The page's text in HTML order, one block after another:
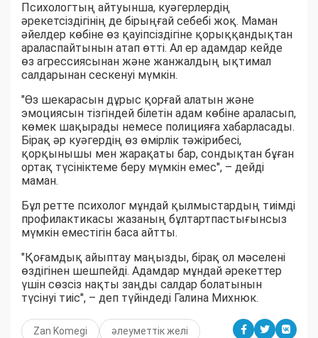
Психологтың айтуынша, куәгерлердің
әрекетсіздігінің де бірыңғай себебі жоқ. Маман
әйелдер көбіне өз қауіпсіздігіне қорыққандықтан
араласпайтынын атап өтті. Ал ер адамдар кейде
өз агрессиясынан және жанжалдың ықтимал
салдарынан сескенуі мүмкін.
"Өз шекарасын дұрыс қорғай алатын және
эмоциясын тізгіндей білетін адам көбіне араласып,
көмек шақырады немесе полицияға хабарласады.
Бірақ әр куәгердің өз өмірлік тәжірибесі,
қорқынышы мен жарақаты бар, сондықтан бұған
ортақ түсініктеме беру мүмкін емес", – дейді
маман.
Бұл ретте психолог мұндай қылмыстардың тиімді
профилактикасы жазаның бұлтартпастығынсыз
мүмкін еместігін баса айтты.
"Қоғамдық айыптау маңызды, бірақ ол мәселені
өздігінен шешпейді. Адамдар мұндай әрекеттер
үшін сөзсіз нақты заңды салдар болатынын
түсінуі тиіс", – деп түйіндеді Галина Михнюк.
Zan Komegi әлеуметтік желі